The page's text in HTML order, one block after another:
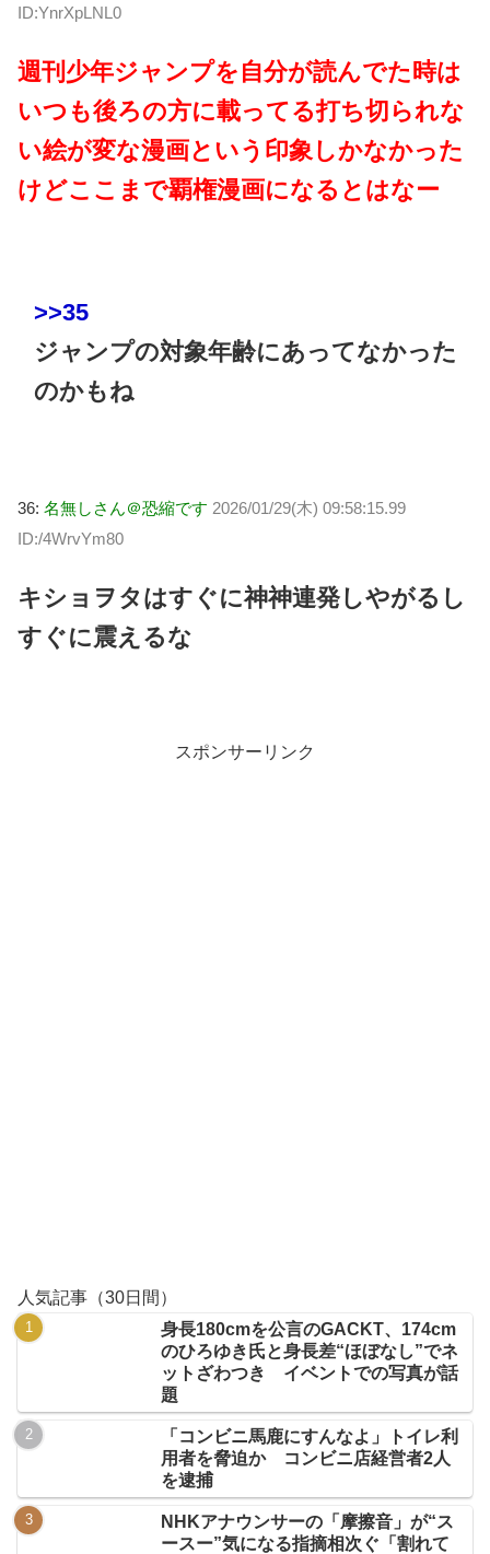
ID:YnrXpLNL0
週刊少年ジャンプを自分が読んでた時は
いつも後ろの方に載ってる打ち切られな
い絵が変な漫画という印象しかなかった
けどここまで覇権漫画になるとはなー
>>35
ジャンプの対象年齢にあってなかった
のかもね
36: 名無しさん＠恐縮です 2026/01/29(木) 09:58:15.99
ID:/4WrvYm80
キショヲタはすぐに神神連発しやがるし
すぐに震えるな
スポンサーリンク
人気記事（30日間）
身長180cmを公言のGACKT、174cm
のひろゆき氏と身長差“ほぼなし”でネ
ットざわつき イベントでの写真が話
題
「コンビニ馬鹿にすんなよ」トイレ利
用者を脅迫か コンビニ店経営者2人
を逮捕
NHKアナウンサーの「摩擦音」が“ス
ースー”気になる指摘相次ぐ「割れて